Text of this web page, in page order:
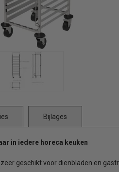
Bijlages
in iedere horeca keuken
geschikt voor dienbladen en